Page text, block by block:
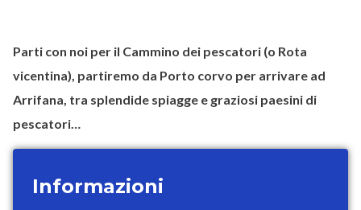
Parti con noi per il Cammino dei pescatori (o Rota
vicentina), partiremo da Porto corvo per arrivare ad
Arrifana, tra splendide spiagge e graziosi paesini di
pescatori…
Informazioni